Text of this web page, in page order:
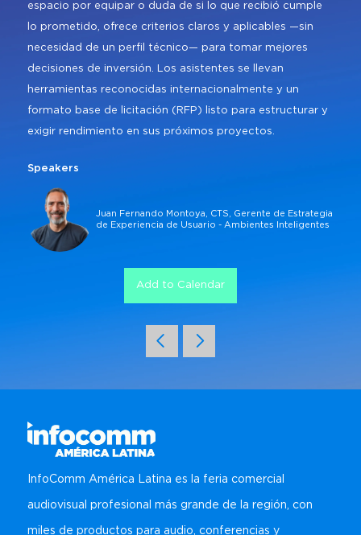
espacio por equipar o duda de si lo que recibió cumple
lo prometido, ofrece criterios claros y aplicables —sin
necesidad de un perfil técnico— para tomar mejores
decisiones de inversión. Los asistentes se llevan
herramientas reconocidas internacionalmente y un
formato base de licitación (RFP) listo para estructurar y
exigir rendimiento en sus próximos proyectos.
Speakers
Juan Fernando Montoya, CTS, Gerente de Estrategia
de Experiencia de Usuario - Ambientes Inteligentes
Add to Calendar
InfoComm América Latina es la feria comercial
audiovisual profesional más grande de la región, con
miles de productos para audio, conferencias y